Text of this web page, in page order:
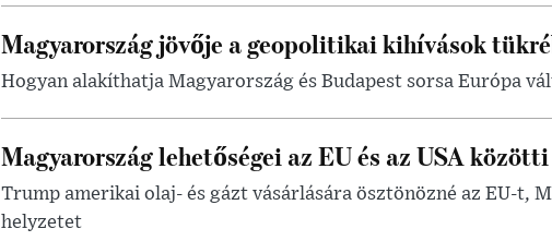
Magyarország jövője a geopolitikai kihívások
Hogyan alakíthatja Magyarország és Budapest sorsa Európa
Magyarország lehetőségei az EU és az USA
Trump amerikai olaj- és gázt vásárlására ösztönözné az EU-t,
helyzetet